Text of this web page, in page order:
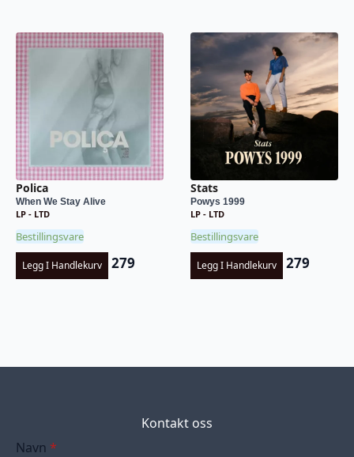
Polica
When We Stay Alive
LP - LTD
Bestillingsvare
Legg I Handlekurv 279
Stats
Powys 1999
LP - LTD
Bestillingsvare
Legg I Handlekurv 279
Kontakt oss
Navn *